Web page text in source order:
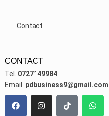
Contact
CONTACT
Tel. 0727149984
Email. pdbusiness9@gmail.com